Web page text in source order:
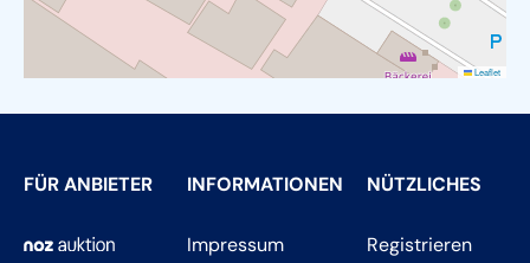
Leaflet
FÜR ANBIETER INFORMATIONEN
Impressum
NÜTZLICHES
Registrieren